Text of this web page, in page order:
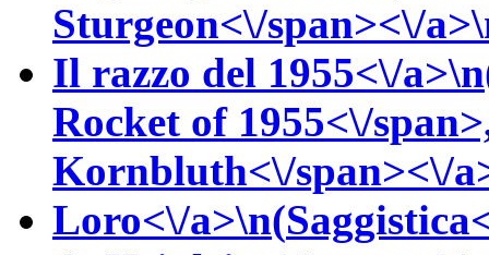
Sturgeon<\/span><\/
Il razzo del 1955<\/
Rocket of 1955<\/
Kornbluth<\/span><\/
Loro<\/a>\n(